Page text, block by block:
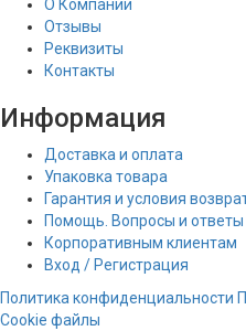
О Компании
Отзывы
Реквизиты
Контакты
Информация
Доставка и оплата
Упаковка товара
Гарантия и условия
Помощь. Вопросы и ответы
Корпоративным клиентам
Вход / Регистрация
Политика конфиденциальности
Cookie файлы